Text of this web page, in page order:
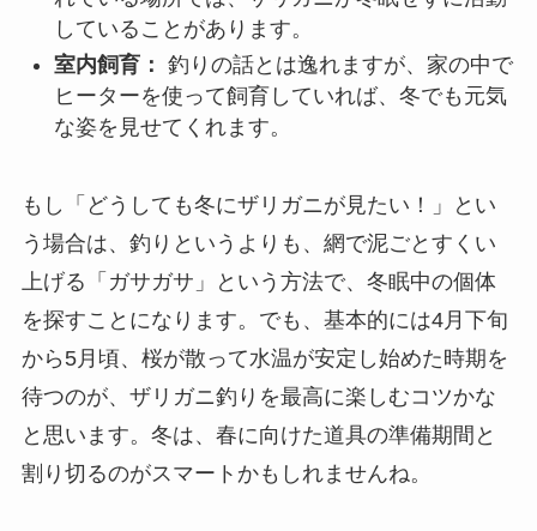
していることがあります。
室内飼育： 釣りの話とは逸れますが、家の中で
ヒーターを使って飼育していれば、冬でも元気
な姿を見せてくれます。
もし「どうしても冬にザリガニが見たい！」とい
う場合は、釣りというよりも、網で泥ごとすくい
上げる「ガサガサ」という方法で、冬眠中の個体
を探すことになります。でも、基本的には4月下旬
から5月頃、桜が散って水温が安定し始めた時期を
待つのが、ザリガニ釣りを最高に楽しむコツかな
と思います。冬は、春に向けた道具の準備期間と
割り切るのがスマートかもしれませんね。